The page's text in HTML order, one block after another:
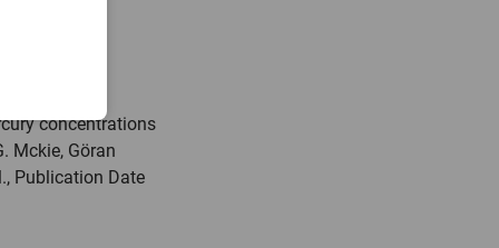
96 ,
concentrations
Mckie, Göran
Publication Date